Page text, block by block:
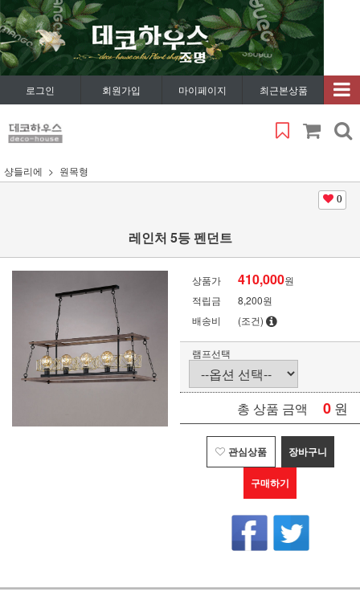
로그인 회원가입 마이페이지 최근본상품
샹들리에 원목형
0
레인처 5등 펜던트
상품가 410,000원
적립금
8,200원
배송비
(조건)
램프선택
총 상품 금액 0 원
관심상품 장바구니
구매하기